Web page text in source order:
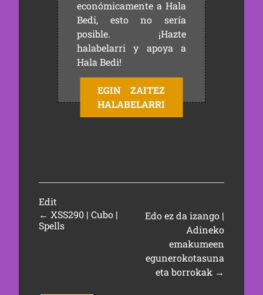
económicamente a Hala
Bedi, esto no sería
posible. ¡Hazte
halabelarri y apoya a
Hala Bedi!
EGIN ZAITEZ
HALABELARRI
Edit
← XSS290 | Cubo |
Spells
Edo ez da izango |
Adineko
emakumeen
egunerokotasuna
eta borrokak →